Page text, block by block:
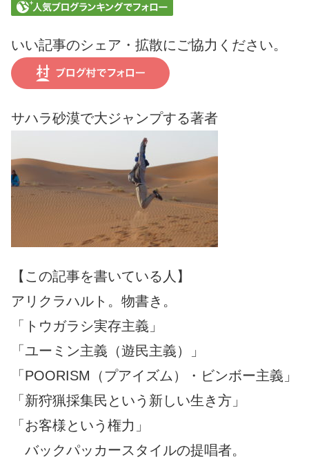
いい記事のシェア・拡散にご協力ください。
サハラ砂漠で大ジャンプする著者
【この記事を書いている人】
アリクラハルト。物書き。
「トウガラシ実存主義」
「ユーミン主義（遊民主義）」
「POORISM（プアイズム）・ビンボー主義」
「新狩猟採集民という新しい生き方」
「お客様という権力」
バックパッカースタイルの提唱者。